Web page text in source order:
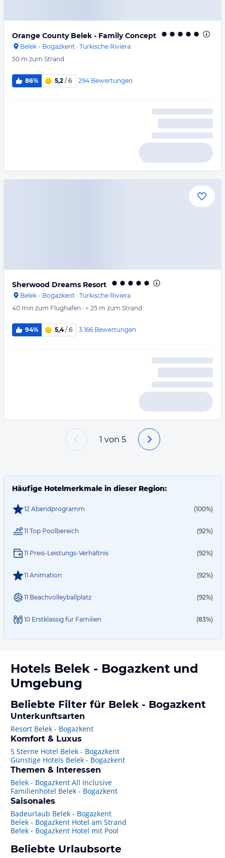
Orange County Belek - Family Concept
Belek - Bogazkent · Türkische Riviera
50 m zum Strand
86% 5,2 / 6 294 Bewertungen
Sherwood Dreams Resort
Belek - Bogazkent · Türkische Riviera
40 min zum Flughafen · < 25 m zum Strand
94% 5,4/ 6 3.166 Bewertungen
1 von 5
Häufige Hotelmerkmale in dieser Region:
12 Abendprogramm (100%)
11 Top Poolbereich (92%)
11 Preis-Leistungs-Verhältnis (92%)
11 Animation (92%)
11 Beachvolleyballplatz (92%)
10 Erstklassig für Familien (83%)
Hotels Belek - Bogazkent und
Umgebung
Beliebte Filter für Belek - Bogazkent
Unterkunftsarten
Resort Belek - Bogazkent
Komfort & Luxus
5 Sterne Hotel Belek - Bogazkent
Günstige Hotels Belek - Bogazkent
Themen & Interessen
Belek - Bogazkent All Inclusive
Familienhotel Belek - Bogazkent
Saisonales
Badeurlaub Belek - Bogazkent
Belek - Bogazkent Hotel am Strand
Belek - Bogazkent Hotel mit Pool
Beliebte Urlaubsorte